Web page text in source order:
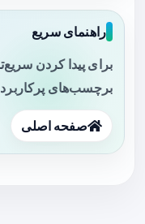
راهنمای سریع
برای پیدا کردن
برچسب‌های پرکاربرد
صفحه اصلی